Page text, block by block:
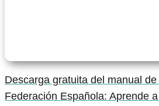
Descarga gratuita del manual
Federación Española: Aprende